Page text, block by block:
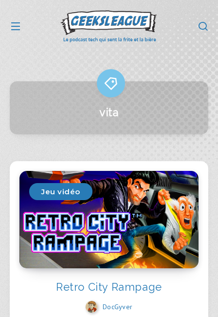
vita
Jeu vidéo
Retro City Rampage
DocGyver